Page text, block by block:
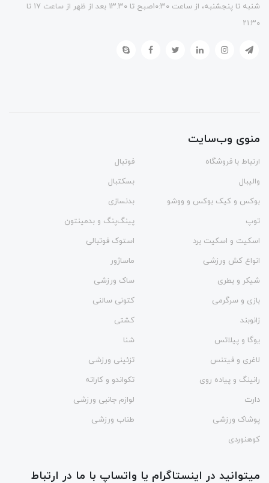
شنبه تا پنجشنبه، از ساعت ۱۰:۳۰صبح تا ۱۳.۳۰ بعد از ظهر از ساعت ۱۷ تا
۲۱:۳۰
منوی وب‌سایت
ارتباط با فروشگاه
فوتبال
والیبال
بسکتبال
بوکس و کیک بوکس و ووشو
بدنسازی
توپ
پینگ‌پنگ و بدمينتون
اسکیت و اسکیت برد
استوک فوتبالی
انواع کش ورزشی
ماساژور
شیکر و بطری
ساک ورزشی
بازی و سرگرمی
کتونی سالنی
زانوبند
کشتی
یوگا و پیلاتس
شنا
لاغری و فیتنس
تزئینی ورزشی
رانینگ و پیاده روی
تکواندو و کاراته
دارت
لوازم جانبی ورزشی
پوشاک ورزشی
طناب ورزشی
کوهنوردی
میتوانید در اینستاگرام یا واتساپ با ما در ارتباط